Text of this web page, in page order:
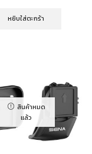
หยิบใส่ตะกร้า
สินค้าหมด
แล้ว